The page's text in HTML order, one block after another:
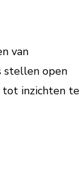
van
stellen open
tot inzichten te